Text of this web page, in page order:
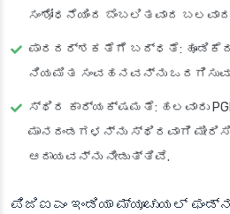
ಸಂಶೋಧನೆಯಿಂದ ಬೆಂಬಲಿತವಾದ
ಪಾರದರ್ಶಕತೆಗೆ ಬದ್ಧತೆ:
ನಿಯಮಿತ ಸಂವಹನವನ್ನು
ಸ್ಥಿರ ಕಾರ್ಯಕ್ಷಮತೆ: ಹಲವಾರು
ಮಾನದಂಡಗಳನ್ನು ಸ್ಥಿರವಾಗಿ
ಆದಾಯವನ್ನು ನೀಡುತ್ತಿವೆ.
ಪಿಜಿಐಎಂ ಇಂಡಿಯಾ ಮ್ಯೂಚುಯಲ್